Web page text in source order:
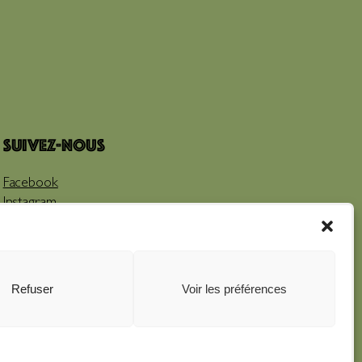
Refuser Voir les préférences
Suivez-nous
Facebook
Instagram